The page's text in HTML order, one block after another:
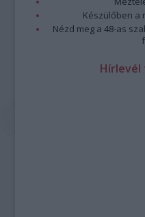
Készülőben a
Nézd meg a 48-as
Hírlevél